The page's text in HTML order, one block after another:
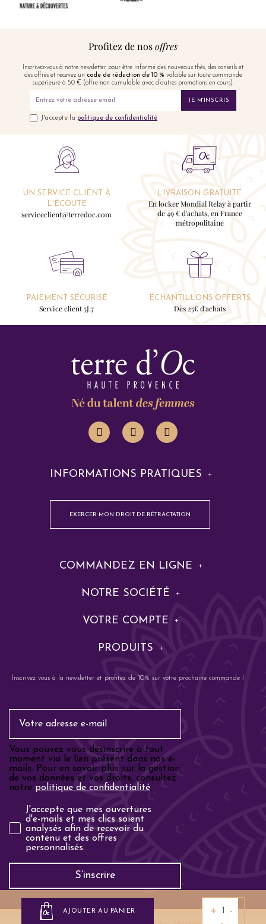
Profitez de nosoffres
Inscrivez-vous à notre newsletter pour être informé des nouveaux thés, des conseils et
des offres et recevez un code de réduction de 10 % valable sur toute commande
supérieure à 50 € (offre non cumulable avec d’autres promotions en cours).
JE M'INSCRIS
J'accepte la politique de confidentialité
UN SERVICE CLIENT À
L'ÉCOUTE
serviceclient@terredoc.com
LIVRAISON GRATUITE
En locker Mondial Relay à partir
de 49 € d'achats, en France
métropolitaine
PAIEMENT SÉCURISÉ
Service client 5J.7
ÉCHANTILLONS OFFERTS
Dès 25€ d'achats
INFORMATIONS PRATIQUES
EXERCER MON DROIT DE RÉTRACTATION
COMMANDEZ EN LIGNE
NOTRE SOCIÉTÉ
VOTRE COMPTE
PRODUITS
Inscrivez vous à la newsletter et profitez de 10% sur votre prochaine commande !
Email
Vous pouvez vous désinscrire à tout
moment via le lien présent dans nos e-
mails. Pour en savoir plus sur la gestion
de vos données et vos droits, consultez
notre politique de confidentialité.
Analyse email
J'accepte que mes ouvertures
d'e-mails et mes clics soient
analysés afin de recevoir du
contenu et des offres
personnalisés.
S’inscrire
AJOUTER AU PANIER + −